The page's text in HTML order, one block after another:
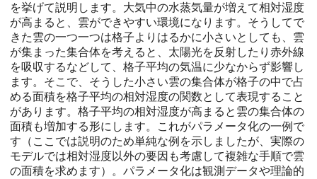
を挙げて説明します。大気中の水蒸気量が増えて相対湿度
が高まると、雲ができやすい環境になります。そうしてで
きた雲の一つ一つは格子よりはるかに小さいとしても、雲
が集まった集合体を考えると、太陽光を反射したり赤外線
を吸収するなどして、格子平均の気温に少なからず影響し
ます。そこで、そうした小さい雲の集合体が格子の中で占
める面積を格子平均の相対湿度の関数として表現すること
があります。格子平均の相対湿度が高まると雲の集合体の
面積も増加する形にします。これがパラメータ化の一例で
す（ここでは説明のため単純な例を示しましたが、実際の
モデルでは相対湿度以外の要因も考慮して複雑な手順で雲
の面積を求めます）。パラメータ化は観測データや理論的